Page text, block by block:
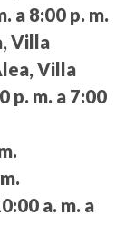
a 8:00 p. m.
Villa
Villa
p. m. a 7:00
a. m. a